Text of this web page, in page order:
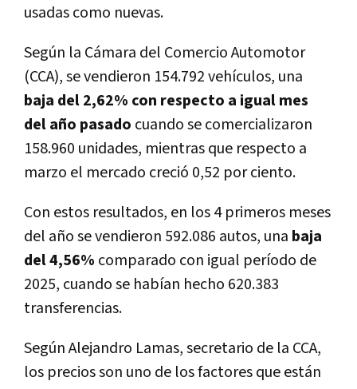
usadas como nuevas.
Según la Cámara del Comercio Automotor
(CCA), se vendieron 154.792 vehículos, una
baja del 2,62% con respecto a igual mes
del año pasado cuando se comercializaron
158.960 unidades, mientras que respecto a
marzo el mercado creció 0,52 por ciento.
Con estos resultados, en los 4 primeros meses
del año se vendieron 592.086 autos, una baja
del 4,56% comparado con igual período de
2025, cuando se habían hecho 620.383
transferencias.
Según Alejandro Lamas, secretario de la CCA,
los precios son uno de los factores que están